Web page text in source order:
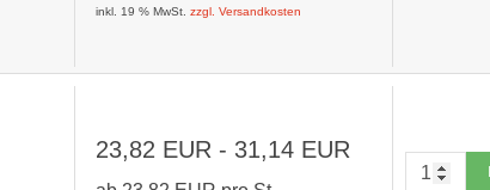
inkl. 19 % MwSt.zzgl. Versandkosten
23,82 EUR - 31,14 EUR